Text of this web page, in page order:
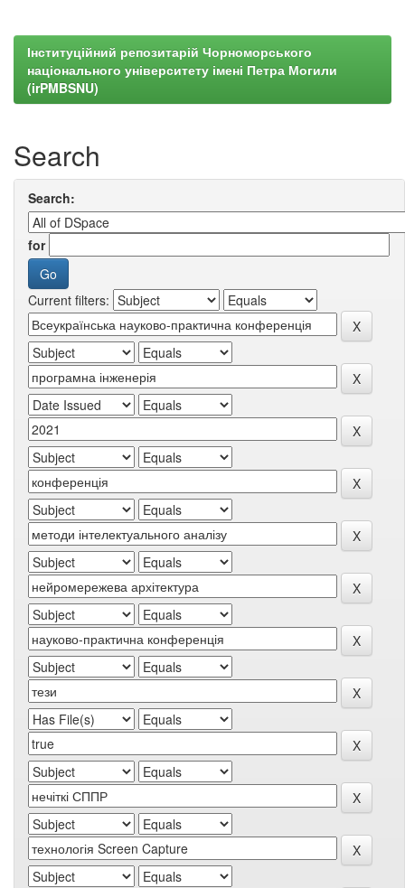
Інституційний репозитарій Чорноморського
національного університету імені Петра Могили
(irPMBSNU)
Search
Search:
for
Current filters: